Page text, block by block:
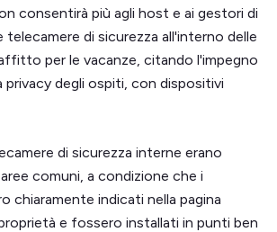
consentirà più agli host e ai gestori di
telecamere di sicurezza all'interno delle
per le vacanze, citando l'impegno
privacy degli ospiti, con dispositivi
di sicurezza interne erano
comuni, a condizione che i
chiaramente indicati nella pagina
e fossero installati in punti ben